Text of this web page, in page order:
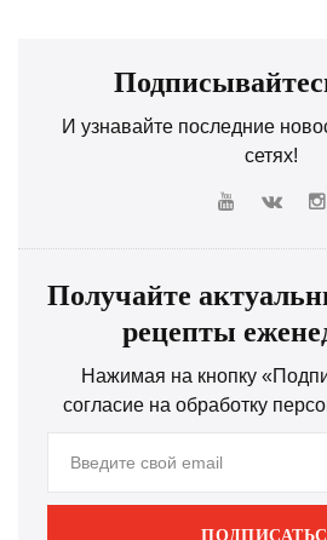
И узнавайте последние
сетях!
Получайте
рецепты
Нажимая на кнопку
согласие на обработку